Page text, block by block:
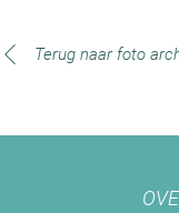
Terug naar foto